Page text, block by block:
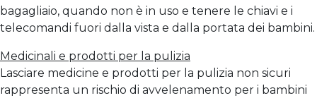
bagagliaio, quando non è in uso e tenere le chiavi e i
telecomandi fuori dalla vista e dalla portata dei bambini.
Medicinali e prodotti per la pulizia
Lasciare medicine e prodotti per la pulizia non sicuri
rappresenta un rischio di avvelenamento per i bambini